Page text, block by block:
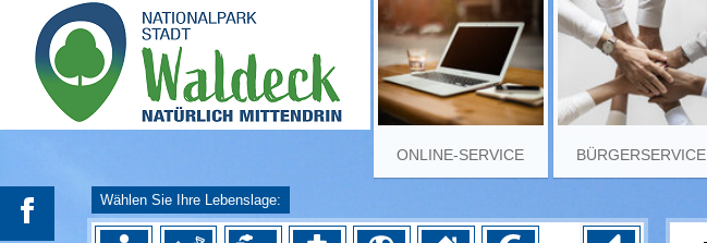
ONLINE-SERVICE BÜRGERSERVICE
Wählen Sie Ihre Lebenslage: